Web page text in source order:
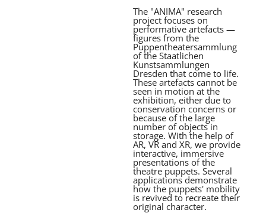
The "ANIMA" research
project focuses on
performative artefacts —
figures from the
Puppentheatersammlung
of the Staatlichen
Kunstsammlungen
Dresden that come to life.
These artefacts cannot be
seen in motion at the
exhibition, either due to
conservation concerns or
because of the large
number of objects in
storage. With the help of
AR, VR and XR, we provide
interactive, immersive
presentations of the
theatre puppets. Several
applications demonstrate
how the puppets' mobility
is revived to recreate their
original character.